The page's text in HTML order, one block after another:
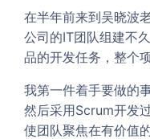
在半年前来到吴晓波
公司的IT团队组建不
品的开发任务，整个
我第一件着手要做的
然后采用Scrum开发
使团队聚焦在有价值